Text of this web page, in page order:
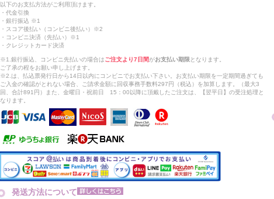
以下のお支払方法がご利用頂けます。
・代金引換
・銀行振込 ※1
・スコア後払い（コンビニ後払い）※2
・コンビニ決済（先払い）※1
・クレジットカード決済
※1.銀行振込、コンビニ先払いの場合はご注文より7日間がお支払い期限 となります。
ご了承の程をお願い申し上げます。
※2.は、払込票発行日から14日以内にコンビニでお支払い下さい。お支払い期限を一定期間過ぎても
ご入金の確認がとれない場合、ご請求金額に回収事務手数料297円（税込）を加算します。（最大3
回、合計891円）また、金曜日・祝前日 15：00以降に頂戴したご注文は、【翌平日】の受注処理と
なります。
発送方法について